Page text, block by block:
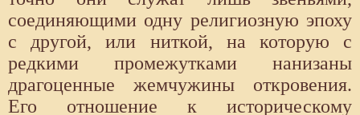
соединяющими одну религиозную эпоху
с другой, или ниткой, на которую с
редкими промежутками нанизаны
драгоценные жемчужины откровения.
Его отношение к историческому